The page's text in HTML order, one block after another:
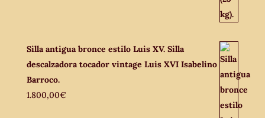
Silla antigua bronce estilo Luis XV. Silla
descalzadora tocador vintage Luis XVI Isabelino
Barroco.
1.800,00€